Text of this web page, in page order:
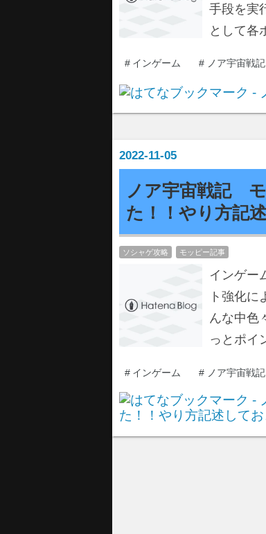
手段を実
として各
# インゲーム # ノア宇宙戦記
2022-11-05
ノア宇宙戦記
た！！やり方記
ソシャゲ攻略 モッピー記事
インゲー
ト強化
んな中色
っとポイ
# インゲーム # ノア宇宙戦記